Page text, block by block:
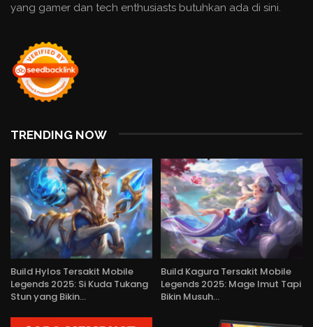
yang gamer dan tech enthusiasts butuhkan ada di sini.
TRENDING NOW
Build Hylos Tersakit Mobile
Legends 2025: Si Kuda Tukang
Stun yang Bikin…
Build Kagura Tersakit Mobile
Legends 2025: Mage Imut Tapi
Bikin Musuh…